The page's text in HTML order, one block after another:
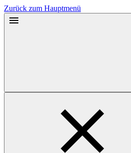
Zurück zum Hauptmenü